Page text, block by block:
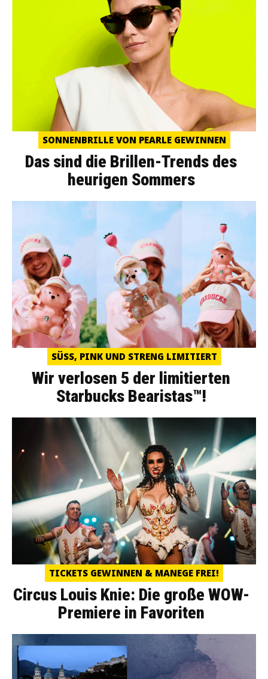
SONNENBRILLE VON PEARLE GEWINNEN
Das sind die Brillen-Trends des
heurigen Sommers
SÜSS, PINK UND STRENG LIMITIERT
Wir verlosen 5 der limitierten
Starbucks Bearistas™!
TICKETS GEWINNEN & MANEGE FREI!
Circus Louis Knie: Die große WOW-
Premiere in Favoriten